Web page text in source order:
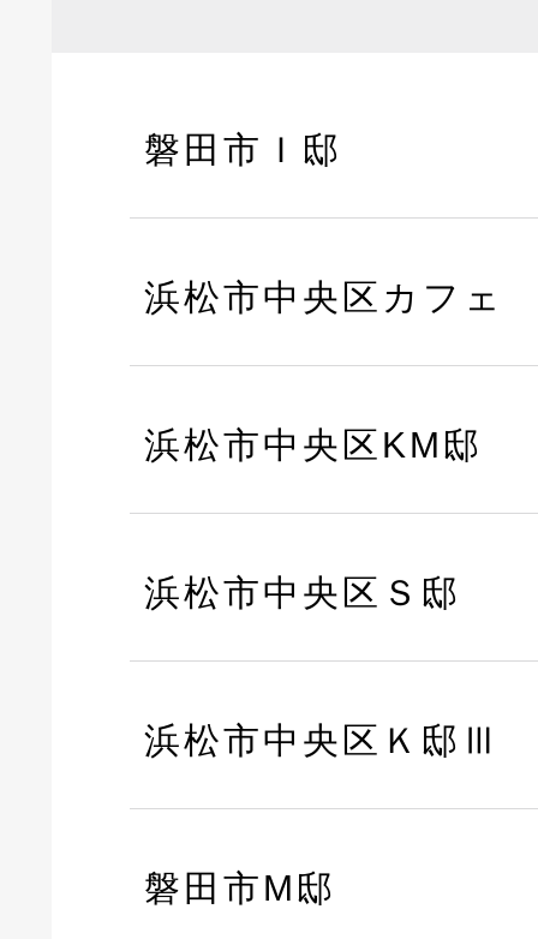
磐田市Ｉ邸
浜松市中央区カフェ
浜松市中央区KM邸
浜松市中央区Ｓ邸
浜松市中央区Ｋ邸Ⅲ
磐田市M邸